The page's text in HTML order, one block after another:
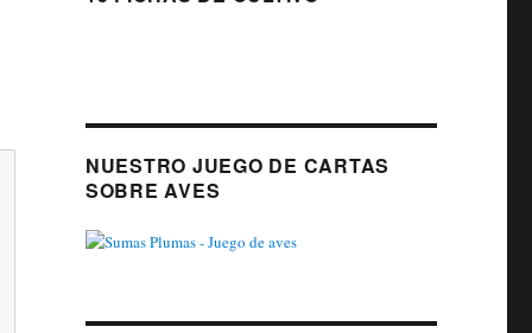
NUESTRO JUEGO DE CARTAS
SOBRE AVES